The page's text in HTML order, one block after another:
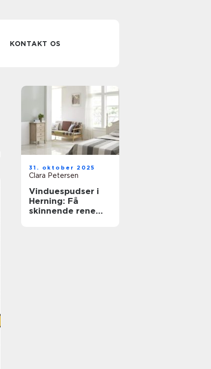
KONTAKT OS
31. oktober 2025
Clara Petersen
Vinduespudser i
Herning: Få
skinnende rene